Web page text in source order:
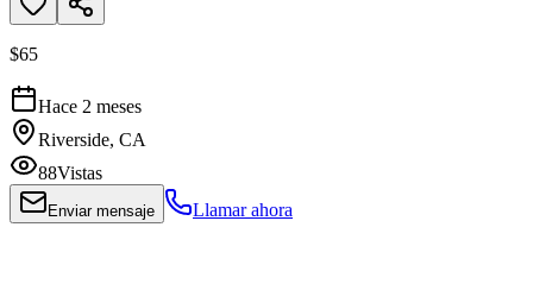
$65
Hace 2 meses
Riverside, CA
88Vistas
Enviar mensaje Llamar ahora